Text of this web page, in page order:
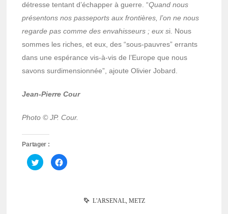
détresse tentant d’échapper à guerre. “Quand nous
présentons nos passeports aux frontières, l’on ne nous
regarde pas comme des envahisseurs ; eux si. Nous
sommes les riches, et eux, des “sous-pauvres” errants
dans une espérance vis-à-vis de l’Europe que nous
savons surdimensionnée”, ajoute Olivier Jobard.
Jean-Pierre Cour
Photo © JP. Cour.
Partager :
Cliquez
pour
partager
Cliquez
pour
nouvelle L'ARSENAL,METZ